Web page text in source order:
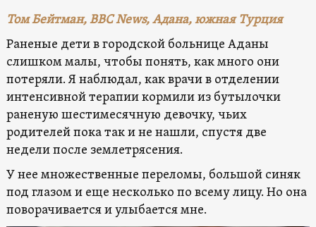
Том Бейтман, BBC News, Адана, южная Турция
Раненые дети в городской больнице Аданы
слишком малы, чтобы понять, как много они
потеряли. Я наблюдал, как врачи в отделении
интенсивной терапии кормили из бутылочки
раненую шестимесячную девочку, чьих
родителей пока так и не нашли, спустя две
недели после землетрясения.
У нее множественные переломы, большой синяк
под глазом и еще несколько по всему лицу. Но она
поворачивается и улыбается мне.